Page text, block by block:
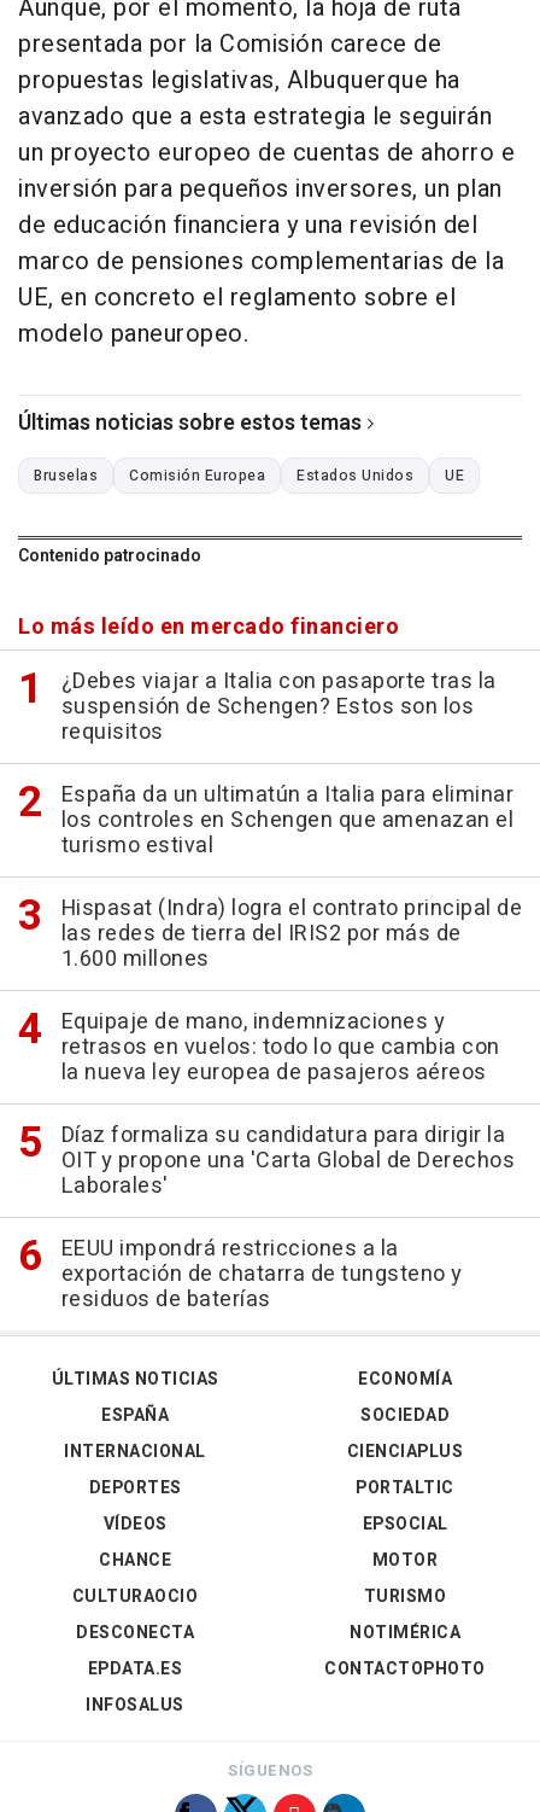
Aunque, por el momento, la hoja de ruta
presentada por la Comisión carece de
propuestas legislativas, Albuquerque ha
avanzado que a esta estrategia le seguirán
un proyecto europeo de cuentas de ahorro e
inversión para pequeños inversores, un plan
de educación financiera y una revisión del
marco de pensiones complementarias de la
UE, en concreto el reglamento sobre el
modelo paneuropeo.
Últimas noticias sobre estos temas
Bruselas Comisión Europea Estados Unidos UE
Contenido patrocinado
Lo más leído en mercado financiero
¿Debes viajar a Italia con pasaporte tras la
suspensión de Schengen? Estos son los
requisitos
España da un ultimatún a Italia para eliminar
los controles en Schengen que amenazan el
turismo estival
Hispasat (Indra) logra el contrato principal de
las redes de tierra del IRIS2 por más de
1.600 millones
Equipaje de mano, indemnizaciones y
retrasos en vuelos: todo lo que cambia con
la nueva ley europea de pasajeros aéreos
Díaz formaliza su candidatura para dirigir la
OIT y propone una 'Carta Global de Derechos
Laborales'
EEUU impondrá restricciones a la
exportación de chatarra de tungsteno y
residuos de baterías
ÚLTIMAS NOTICIAS
ESPAÑA
INTERNACIONAL
DEPORTES
VÍDEOS
ECONOMÍA
SOCIEDAD
CIENCIAPLUS
PORTALTIC
EPSOCIAL
CHANCE
CULTURAOCIO
DESCONECTA
EPDATA.ES
INFOSALUS
MOTOR
TURISMO
NOTIMÉRICA
CONTACTOPHOTO
SÍGUENOS